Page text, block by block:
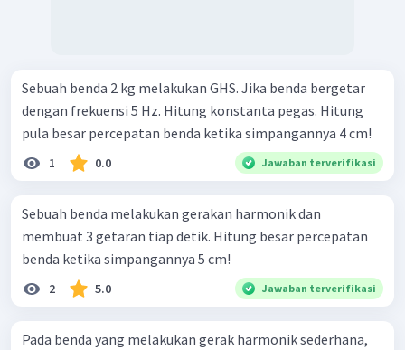
Sebuah benda 2 kg melakukan GHS. Jika benda bergetar
dengan frekuensi 5 Hz. Hitung konstanta pegas. Hitung
pula besar percepatan benda ketika simpangannya 4 cm!
1 0.0 Jawaban terverifikasi
Sebuah benda melakukan gerakan harmonik dan
membuat 3 getaran tiap detik. Hitung besar percepatan
benda ketika simpangannya 5 cm!
2 5.0 Jawaban terverifikasi
Pada benda yang melakukan gerak harmonik sederhana,